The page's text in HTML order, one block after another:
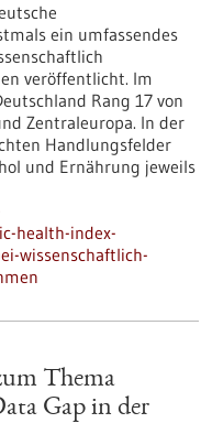
ein umfassendes
veröffentlicht. Im
Rang 17 von
Zentraleuropa. In der
Handlungsfelder
und Ernährung jeweils
health-index-
wissenschaftlich-
Thema
Gap in der